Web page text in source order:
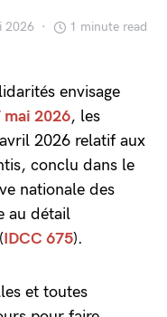
2026 1 minute read
envisage
mai 2026, les
2026 relatif aux
conclu dans le
nationale des
au détail
IDCC 675).
et toutes